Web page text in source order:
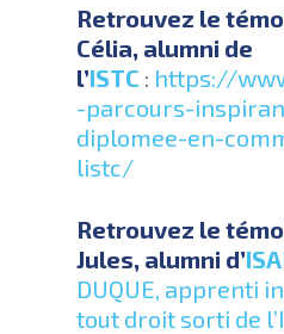
Retrouvez le
Célia, alumni de
l’ISTC : https://
-parcours-
diplomee-en-
listc/
Retrouvez le
Jules, alumni d’
DUQUE, apprenti
tout droit sorti de